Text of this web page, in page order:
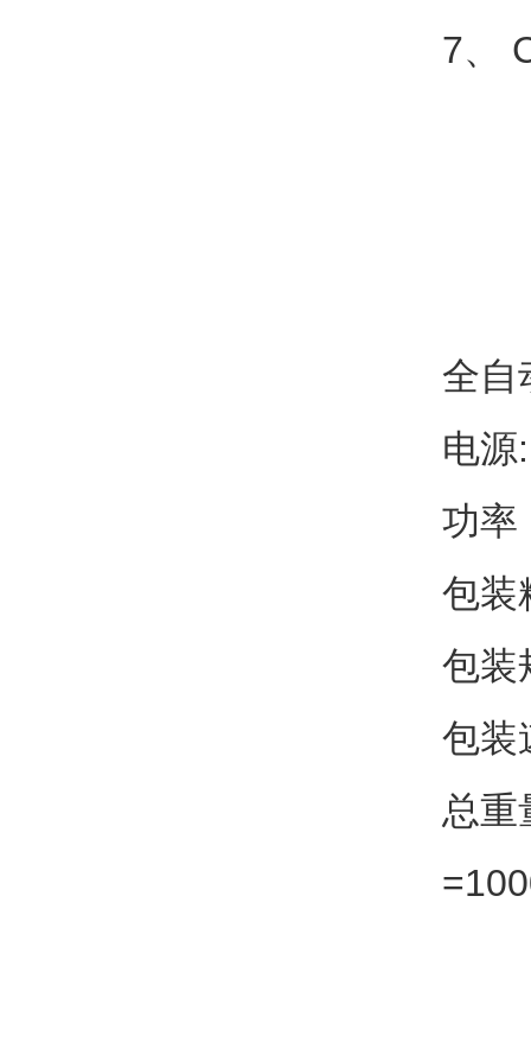
7、
全自
电源
功率
包装
包装
包装
总重